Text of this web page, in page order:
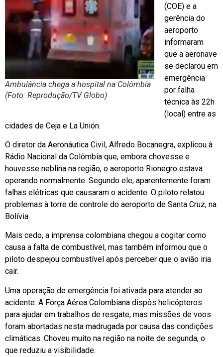
Ambulância chega a hospital na Colômbia
(Foto: Reprodução/TV Globo)
(COE) e a
gerência do
aeroporto
informaram
que a aeronave
se declarou em
emergência
por falha
técnica às 22h
(local) entre as
cidades de Ceja e La Unión.
O diretor da Aeronáutica Civil, Alfredo Bocanegra, explicou à
Rádio Nacional da Colômbia que, embora chovesse e
houvesse neblina na região, o aeroporto Rionegro estava
operando normalmente. Segundo ele, aparentemente foram
falhas elétricas que causaram o acidente. O piloto relatou
problemas à torre de controle do aeroporto de Santa Cruz, na
Bolívia.
Mais cedo, a imprensa colombiana chegou a cogitar como
causa a falta de combustível, mas também informou que o
piloto despejou combustível após perceber que o avião iria
cair.
Uma operação de emergência foi ativada para atender ao
acidente. A Força Aérea Colombiana dispôs helicópteros
para ajudar em trabalhos de resgate, mas missões de voos
foram abortadas nesta madrugada por causa das condições
climáticas. Choveu muito na região na noite de segunda, o
que reduziu a visibilidade.